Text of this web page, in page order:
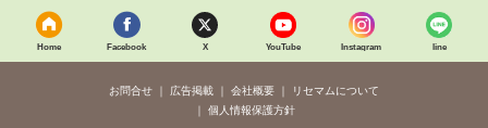
Home Facebook X YouTube Instagram line
お問合せ 広告掲載 会社概要
リセマムについて
個人情報保護方針